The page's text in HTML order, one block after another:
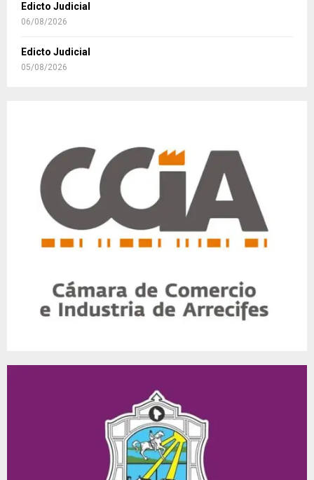
Edicto Judicial
06/08/2026
Edicto Judicial
05/08/2026